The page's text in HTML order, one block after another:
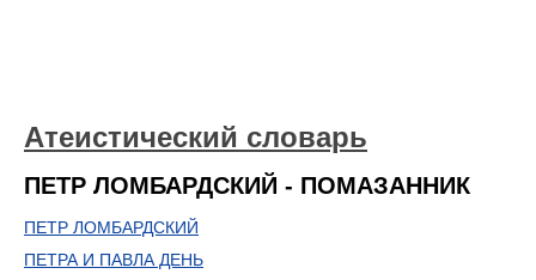
Атеистический словарь
ПЕТР ЛОМБАРДСКИЙ - ПОМАЗАННИК
ПЕТР ЛОМБАРДСКИЙ
ПЕТРА И ПАВЛА ДЕНЬ